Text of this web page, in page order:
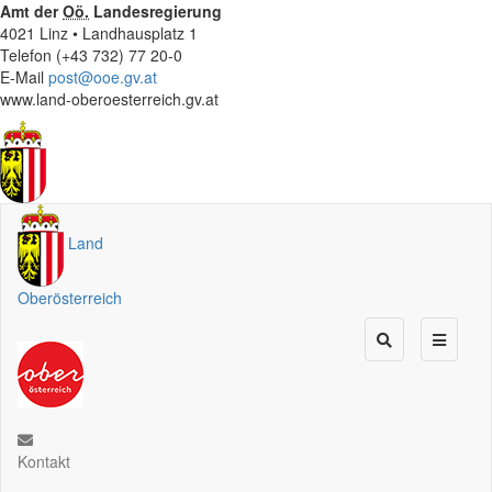
Amt derOö. Landesregierung
4021 Linz • Landhausplatz 1
Telefon (+43 732) 77 20-0
E-Mail post@ooe.gv.at
www.land-oberoesterreich.gv.at
Land
Oberösterreich
Kontakt